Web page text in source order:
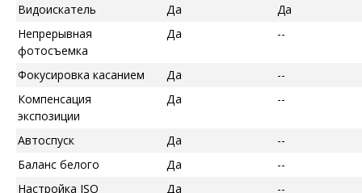
Видоискатель
Да
Да
Непрерывная
фотосъемка
Да --
Фокусировка касанием Да
--
Компенсация
экспозиции
Да --
Автоспуск Да
--
Баланс белого
Да
--
Настройка ISO
Да
--